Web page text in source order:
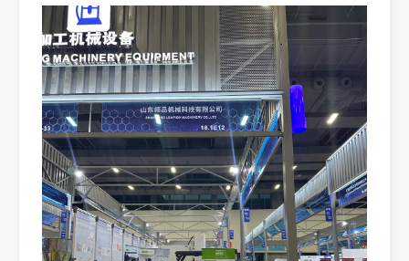
يعد قطع الصفائح المعدنية بالليزر طريقة قطع مستخدمة على نطاق واسع.
يعد قطع الصفائح المعدنية بالليزر طريقة قطع مستخدمة على نطاق